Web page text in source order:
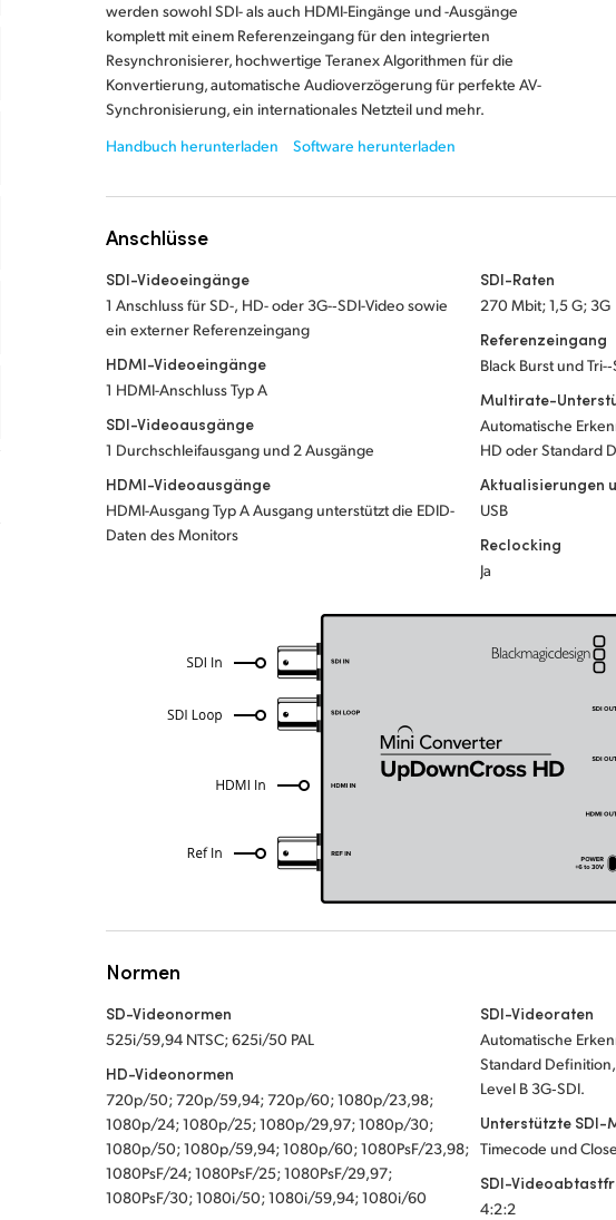
werden sowohl SDI- als auch HDMI-Eingänge und -Ausgänge
komplett mit einem Referenzeingang für den integrierten
Resynchronisierer, hochwertige Teranex Algorithmen für die
Konvertierung, automatische Audioverzögerung für perfekte AV-
Synchronisierung, ein internationales Netzteil und mehr.
Handbuch herunterladen
Software herunterladen
Anschlüsse
SDI-Videoeingänge
1 Anschluss für SD-, HD- oder 3G-‑SDI-Video sowie
ein externer Referenzeingang
HDMI-Videoeingänge
1 HDMI-Anschluss Typ A
SDI-Videoausgänge
1 Durchschleifausgang und 2 Ausgänge
HDMI-Videoausgänge
HDMI-Ausgang Typ A Ausgang unterstützt die EDID-
Daten des Monitors
SDI-Raten
270 Mbit; 1,5 G; 3G
Referenzeingang
Black Burst und Tri-
Multirate-
Automatische
HD oder Standard
Aktualisierungen
USB
Reclocking
Ja
Normen
SD-Videonormen
525i/59,94 NTSC; 625i/50 PAL
HD-Videonormen
720p/50; 720p/59,94; 720p/60; 1080p/23,98;
1080p/24; 1080p/25; 1080p/29,97; 1080p/30;
1080p/50; 1080p/59,94; 1080p/60; 1080PsF/23,98;
1080PsF/24; 1080PsF/25; 1080PsF/29,97;
1080PsF/30; 1080i/50; 1080i/59,94; 1080i/60
SDI-Videoraten
Automatische
Standard
Level B 3G‑SDI.
Unterstützte SDI-
Timecode und
SDI-
4:2:2